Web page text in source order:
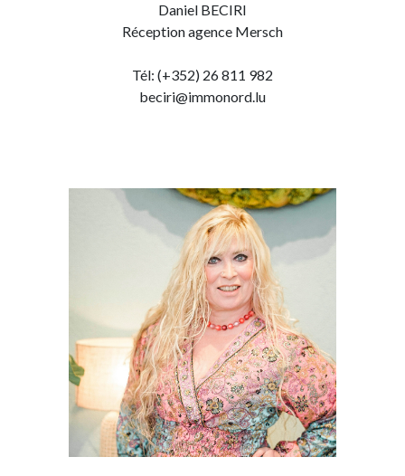
Daniel BECIRI
Réception agence Mersch
Tél: (+352) 26 811 982
beciri@immonord.lu